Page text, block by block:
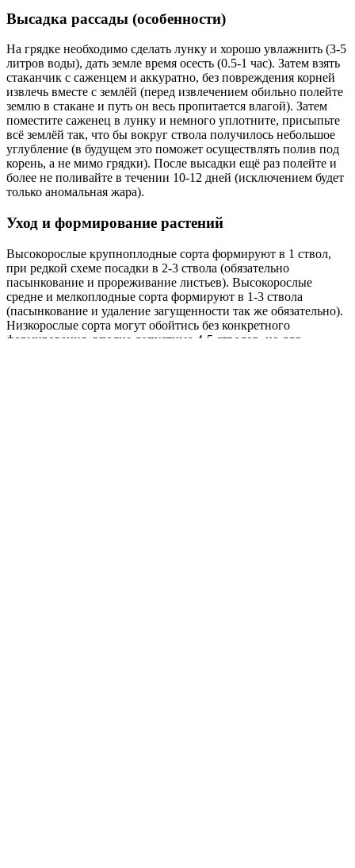
Высадка рассады (особенности)
На грядке необходимо сделать лунку и хорошо увлажнить (3-5
литров воды), дать земле время осесть (0.5-1 час). Затем взять
стаканчик с саженцем и аккуратно, без повреждения корней
извлечь вместе с землёй (перед извлечением обильно полейте
землю в стакане и путь он весь пропитается влагой). Затем
поместите саженец в лунку и немного уплотните, присыпьте
всё землёй так, что бы вокруг ствола получилось небольшое
углубление (в будущем это поможет осуществлять полив под
корень, а не мимо грядки). После высадки ещё раз полейте и
более не поливайте в течении 10-12 дней (исключением будет
только аномальная жара).
Уход и формирование растений
Высокорослые крупноплодные сорта формируют в 1 ствол,
при редкой схеме посадки в 2-3 ствола (обязательно
пасынкование и прореживание листьев). Высокорослые
средне и мелкоплодные сорта формируют в 1-3 ствола
(пасынкование и удаление загущенности так же обязательно).
Низкорослые сорта могут обойтись без конкретного
формирования, вполне допустимо 4-5 стволов, но для